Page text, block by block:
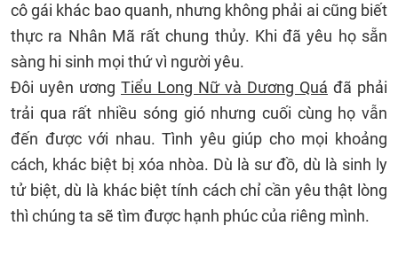
cô gái khác bao quanh, nhưng không phải ai cũng biết
thực ra Nhân Mã rất chung thủy. Khi đã yêu họ sẵn
sàng hi sinh mọi thứ vì người yêu.
Đôi uyên ương Tiểu Long Nữ và Dương Quá đã phải
trải qua rất nhiều sóng gió nhưng cuối cùng họ vẫn
đến được với nhau. Tình yêu giúp cho mọi khoảng
cách, khác biệt bị xóa nhòa. Dù là sư đồ, dù là sinh ly
tử biệt, dù là khác biệt tính cách chỉ cần yêu thật lòng
thì chúng ta sẽ tìm được hạnh phúc của riêng mình.